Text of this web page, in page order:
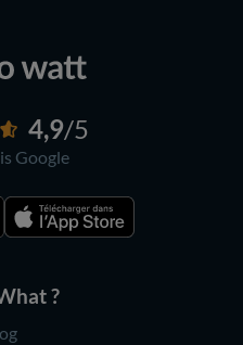
4,9/5
Google
?